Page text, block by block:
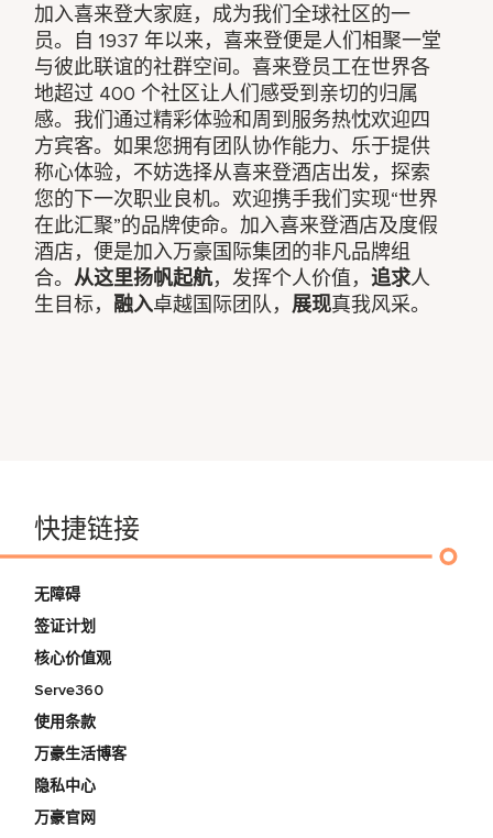
加入喜来登大家庭，成为我们全球社区的一
员。自 1937 年以来，喜来登便是人们相聚一堂
与彼此联谊的社群空间。喜来登员工在世界各
地超过 400 个社区让人们感受到亲切的归属
感。我们通过精彩体验和周到服务热忱欢迎四
方宾客。如果您拥有团队协作能力、乐于提供
称心体验，不妨选择从喜来登酒店出发，探索
您的下一次职业良机。欢迎携手我们实现“世界
在此汇聚”的品牌使命。加入喜来登酒店及度假
酒店，便是加入万豪国际集团的非凡品牌组
合。从这里扬帆起航，发挥个人价值，追求人
生目标， 融入卓越国际团队， 展现真我风采。
快捷链接
无障碍
签证计划
核心价值观
Serve360
使用条款
万豪生活博客
隐私中心
万豪官网